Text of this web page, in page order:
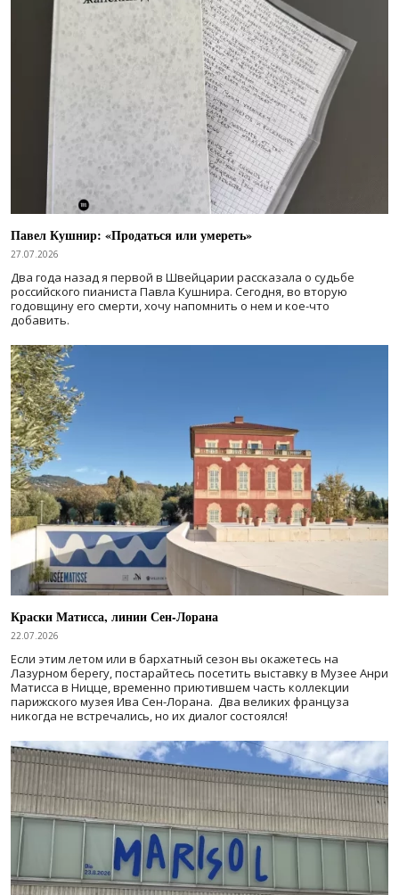
Павел Кушнир: «Продаться или умереть»
27.07.2026
Два года назад я первой в Швейцарии рассказала о судьбе
российского пианиста Павла Кушнира. Сегодня, во вторую
годовщину его смерти, хочу напомнить о нем и кое-что
добавить.
Краски Матисса, линии Сен-Лорана
22.07.2026
Если этим летом или в бархатный сезон вы окажетесь на
Лазурном берегу, постарайтесь посетить выставку в Музее Анри
Матисса в Ницце, временно приютившем часть коллекции
парижского музея Ива Сен-Лорана. Два великих француза
никогда не встречались, но их диалог состоялся!